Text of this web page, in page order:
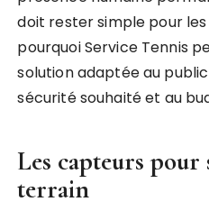
doit rester simple pour les
pourquoi Service Tennis
solution adaptée au
sécurité souhaité et au
Les capteurs pour
terrain